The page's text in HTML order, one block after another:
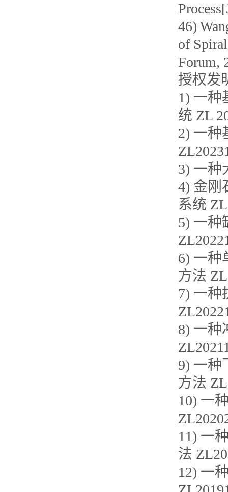
46)
of
Forum,
授权发
1) 一种
统 ZL
2) 一种
3) 一种
4) 金刚
系统
5) 一种
6) 一种
方法
7) 一种
8) 一种
9) 一种
方法
10) 一
11) 一
法
12) 一